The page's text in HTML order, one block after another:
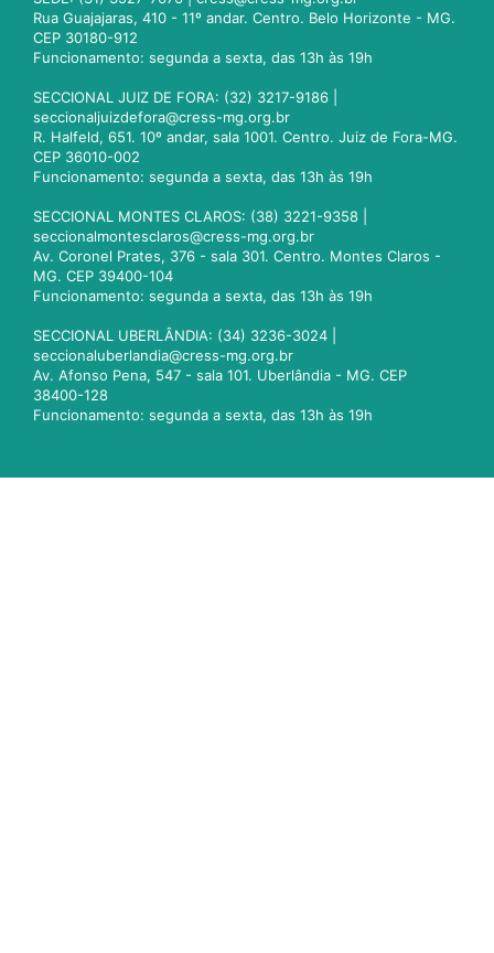
Rua Guajajaras, 410 - 11º andar. Centro. Belo Horizonte - MG.
CEP 30180-912
Funcionamento: segunda a sexta, das 13h às 19h
SECCIONAL JUIZ DE FORA: (32) 3217-9186 |
seccionaljuizdefora@cress-mg.org.br
R. Halfeld, 651. 10º andar, sala 1001. Centro. Juiz de Fora-MG.
CEP 36010-002
Funcionamento: segunda a sexta, das 13h às 19h
SECCIONAL MONTES CLAROS: (38) 3221-9358 |
seccionalmontesclaros@cress-mg.org.br
Av. Coronel Prates, 376 - sala 301. Centro. Montes Claros -
MG. CEP 39400-104
Funcionamento: segunda a sexta, das 13h às 19h
SECCIONAL UBERLÂNDIA: (34) 3236-3024 |
seccionaluberlandia@cress-mg.org.br
Av. Afonso Pena, 547 - sala 101. Uberlândia - MG. CEP
38400-128
Funcionamento: segunda a sexta, das 13h às 19h